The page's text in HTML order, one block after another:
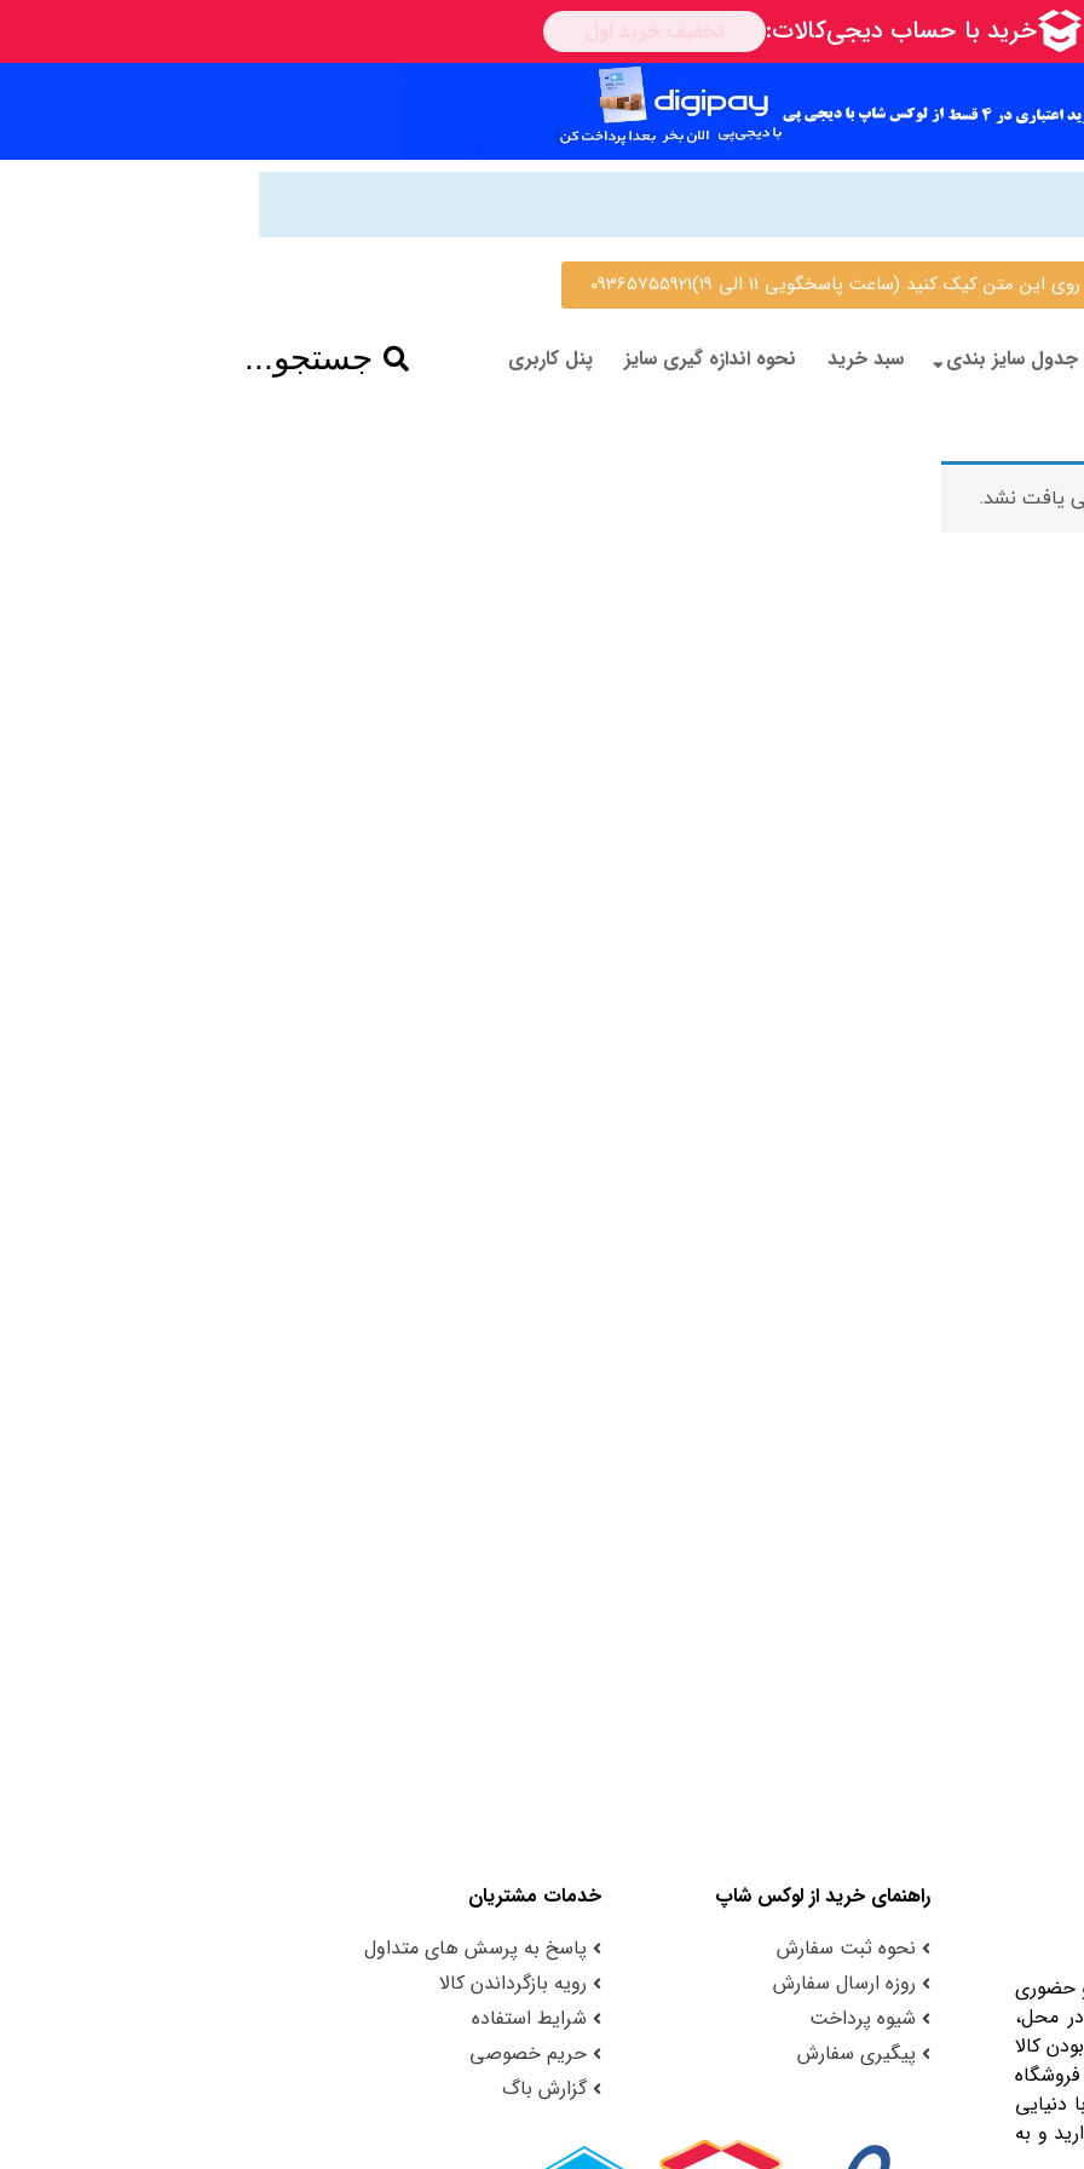
کیک کنید (ساعت پاسخگویی 11 الی 19)09365755921
جدول سایز بندی سبد خرید نحوه اندازه گیری سایز پنل کاربری جستجو...
یافت نشد.
حضوری
محل،
کالا
دنیایی
و به
راهنمای خرید از لوکس شاپ
نحوه ثبت سفارش
روزه ارسال سفارش
شیوه پرداخت
پیگیری سفارش
خدمات مشتریان
پاسخ به پرسش های متداول
رویه بازگرداندن کالا
شرایط استفاده
حریم خصوصی
گزارش باگ